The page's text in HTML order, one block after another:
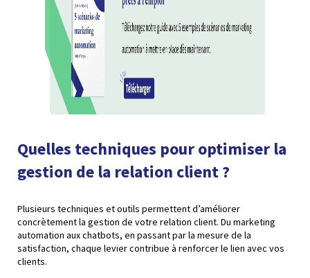
Quelles techniques pour optimiser la
gestion de la relation client ?
Plusieurs techniques et outils permettent d’améliorer
concrètement la gestion de votre relation client. Du marketing
automation aux chatbots, en passant par la mesure de la
satisfaction, chaque levier contribue à renforcer le lien avec vos
clients.